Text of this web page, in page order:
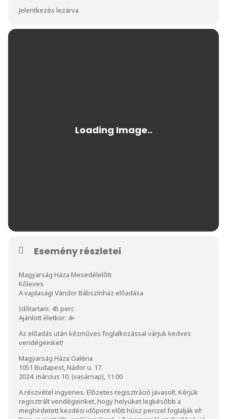
Jelentkezés lezárva
Esemény részletei
Magyarság Háza Mesedélelőtt
Kőleves
A vajdasági Vándor Bábszínház előadása
Időtartam: 45 perc
Ajánlott életkor: 4+
Az előadás után kézműves foglalkozással várjuk kedves
vendégeinket!
Magyarság Háza Galéria
1051 Budapest, Nádor u. 17.
2024. március 10. (vasárnap), 11:00
A részvétel ingyenes. Előzetes regisztráció javasolt. Kérjük
regisztrált vendégeinket, hogy helyüket legkésőbb a
meghirdetett kezdési időpont előtt húsz perccel foglalják el!